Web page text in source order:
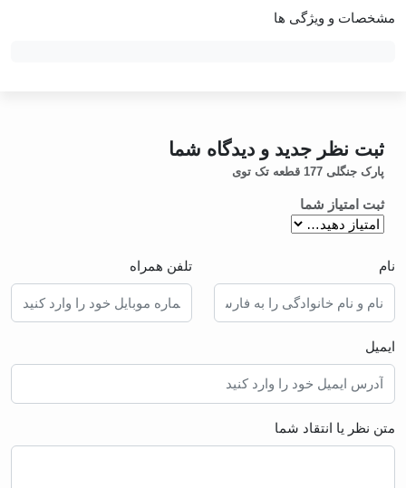
مشخصات و ویژگی ها
ثبت نظر جدید و دیدگاه شما
پارک جنگلی 177 قطعه تک توی
ثبت امتیاز شما
متن نظر یا انتقاد شما
نام تلفن همراه
ایمیل